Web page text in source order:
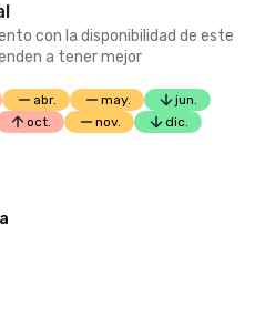
con la disponibilidad de este
a tener mejor
abr. may.
jun.
oct. nov. dic.